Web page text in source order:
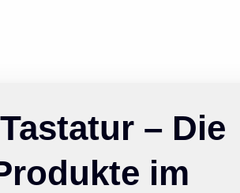
– Die
im